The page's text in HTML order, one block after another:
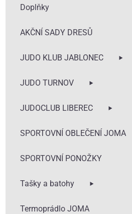
Doplňky
AKČNÍ SADY DRESŮ
JUDO KLUB JABLONEC
JUDO TURNOV
JUDOCLUB LIBEREC
SPORTOVNÍ OBLEČENÍ JOMA
SPORTOVNÍ PONOŽKY
Tašky a batohy
Termoprádlo JOMA